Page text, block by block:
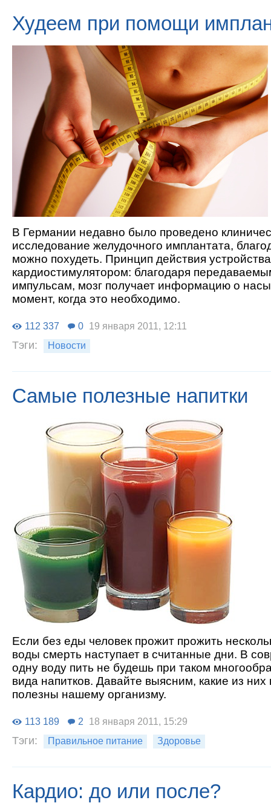
Худеем при помощи
В Германии недавно было проведено
исследование желудочного имплантата,
можно похудеть. Принцип действия
кардиостимулятором: благодаря
импульсам, мозг получает информацию о
момент, когда это необходимо.
112 337 0 19 января 2011, 12:11
Тэги: Новости
Самые полезные напитки
Если без еды человек прожит прожить
воды смерть наступает в считанные дни. В
одну воду пить не будешь при таком
вида напитков. Давайте выясним, какие из
полезны нашему организму.
113 189 2 18 января 2011, 15:29
Тэги: Правильное питание Здоровье
Кардио: до или после?